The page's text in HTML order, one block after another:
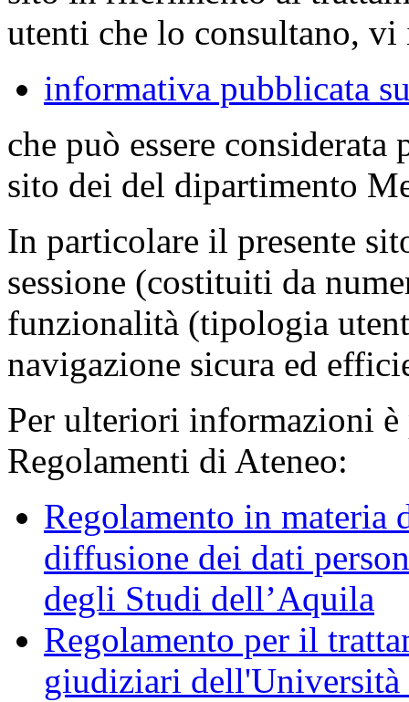
utenti che lo consultano,
informativa pubblicata
che può essere
sito dei del dipartimento
In particolare il presente
sessione (costituiti da
funzionalità (tipologia
navigazione sicura ed
Per ulteriori informazioni è
Regolamenti di Ateneo:
Regolamento in materia
diffusione dei dati
degli Studi dell’Aquila
Regolamento per il
giudiziari